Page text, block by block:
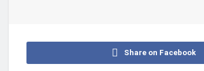
Share on Facebook